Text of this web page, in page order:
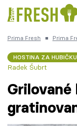
Česká kuchyně
Prima Fresh ■ Prima
HOSTINA ZA HUBIČKU
Radek Šubrt